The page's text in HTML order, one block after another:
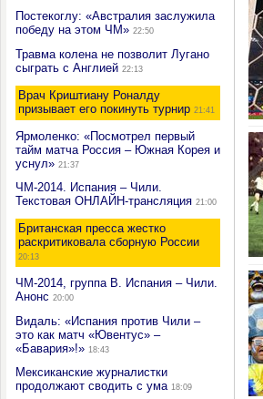
Постекоглу: «Австралия заслужила
победу на этом ЧМ» 22:50
Травма колена не позволит Лугано
сыграть с Англией 22:13
Врач Криштиану Роналду
призывает его покинуть турнир 21:41
Ярмоленко: «Посмотрел первый
тайм матча Россия – Южная Корея и
уснул» 21:37
ЧМ-2014. Испания – Чили.
Текстовая ОНЛАЙН-трансляция 21:00
Британская пресса жестко
раскритиковала сборную России
20:13
ЧМ-2014, группа В. Испания – Чили.
Анонс 20:00
Видаль: «Испания против Чили –
это как матч «Ювентус» –
«Бавария»!» 18:43
Мексиканские журналистки
продолжают сводить с ума 18:09